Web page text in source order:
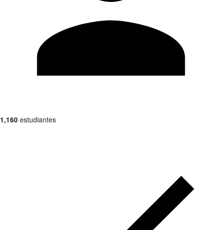
1,160 estudiantes